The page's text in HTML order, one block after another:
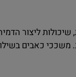
ליצור
כאבים